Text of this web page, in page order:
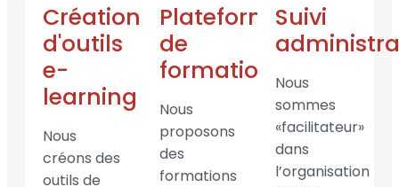
Création
d'outils
e-
learning
Nous
créons des
outils de
Plateforme
de
formation
Nous
proposons
des
formations
Suivi
Nous
sommes
«facilitateur»
dans
l’organisation